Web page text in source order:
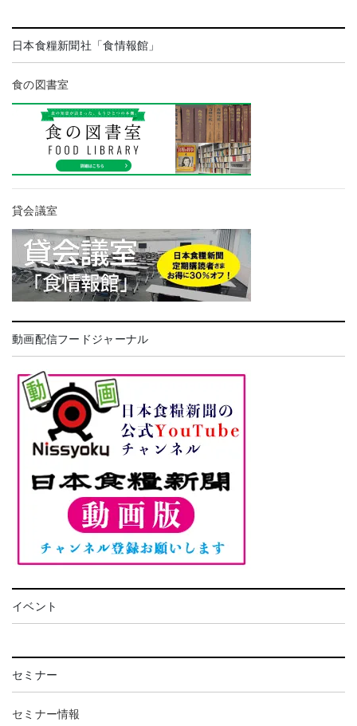
日本食糧新聞社「食情報館」
食の図書室
貸会議室
動画配信フードジャーナル
イベント
セミナー
セミナー情報